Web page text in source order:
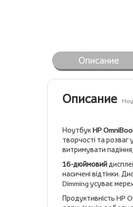
Описание
Описание
НоутбукHP
творчості та розваг
витримувати
16-дюймовий
насичені відтінки.
Dimming усуває
Продуктивність HP